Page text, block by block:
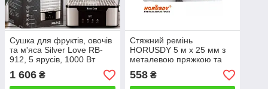
Сушка для фруктів, овочів
та м'яса Silver Love RB-
912, 5 ярусів, 1000 Вт
1 606 ₴
Стяжний ремінь
HORUSDY 5 м x 25 мм з
металевою пряжкою та
тріскачкою, довжина 10 м
1468
558₴